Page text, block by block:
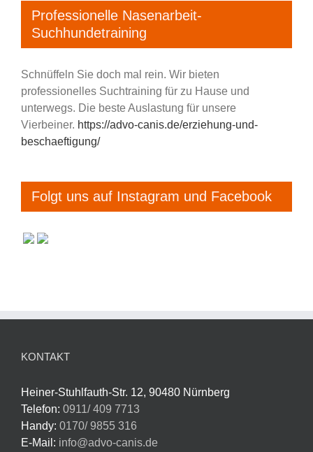
Professionelle Nasenarbeit-
Suchhundetraining
Schnüffeln Sie doch mal rein. Wir bieten
professionelles Suchtraining für zu Hause und
unterwegs. Die beste Auslastung für unsere
Vierbeiner. https://advo-canis.de/erziehung-und-
beschaeftigung/
Folgt uns auf Instagram und Facebook
KONTAKT
Heiner-Stuhlfauth-Str. 12, 90480 Nürnberg
Telefon: 0911/ 409 7713
Handy: 0170/ 9855 316
E-Mail: info@advo-canis.de